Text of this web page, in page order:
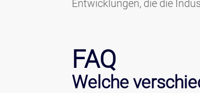
Entwicklungen, die die
FAQ
Welche